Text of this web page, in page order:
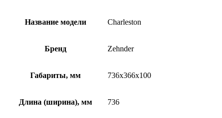
Название модели Charleston
Бренд Zehnder
Габариты, мм 736x366x100
Длина (ширина), мм 736